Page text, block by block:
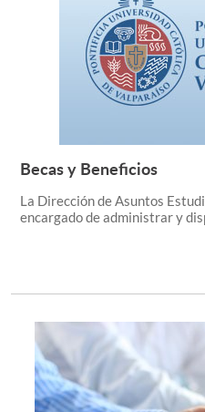
Becas y Beneficios
La Dirección de Asuntos
encargado de administrar y